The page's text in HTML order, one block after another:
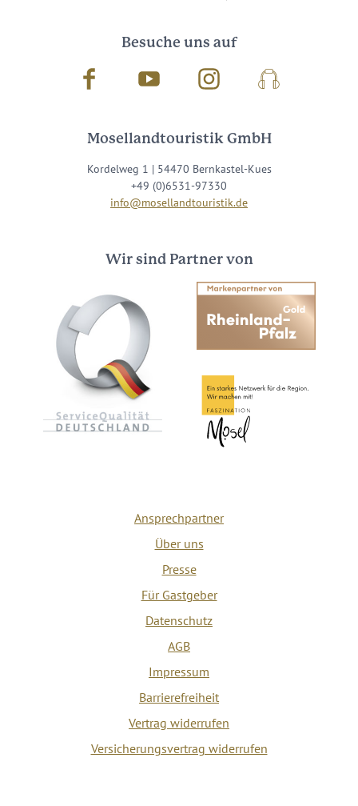
Besuche uns auf
Facebook Youtube InstagramPodcast
Mosellandtouristik GmbH
Kordelweg 1 | 54470 Bernkastel-Kues
+49 (0)6531-97330
info@mosellandtouristik.de
Wir sind Partner von
Ansprechpartner
Über uns
Presse
Für Gastgeber
Datenschutz
AGB
Impressum
Barrierefreiheit
Vertrag widerrufen
Versicherungsvertrag widerrufen